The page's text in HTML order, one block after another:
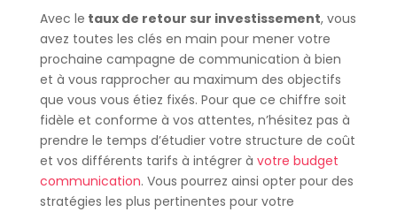
Avec le taux de retour sur investissement, vous
avez toutes les clés en main pour mener votre
prochaine campagne de communication à bien
et à vous rapprocher au maximum des objectifs
que vous vous étiez fixés. Pour que ce chiffre soit
fidèle et conforme à vos attentes, n’hésitez pas à
prendre le temps d’étudier votre structure de coût
et vos différents tarifs à intégrer à votre budget
communication. Vous pourrez ainsi opter pour des
stratégies les plus pertinentes pour votre